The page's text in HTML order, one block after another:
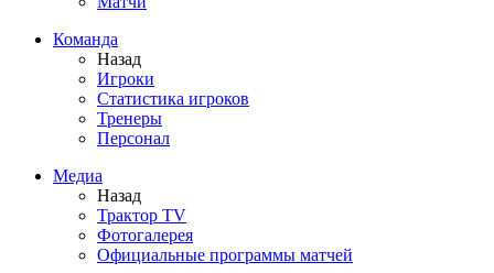
Команда
Назад
Игроки
Статистика игроков
Тренеры
Персонал
Медиа
Назад
Трактор TV
Фотогалерея
Официальные программы матчей